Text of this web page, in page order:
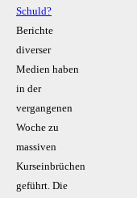
Schuld?
Berichte
diverser
Medien haben
in der
vergangenen
Woche zu
massiven
Kurseinbrüchen
geführt. Die